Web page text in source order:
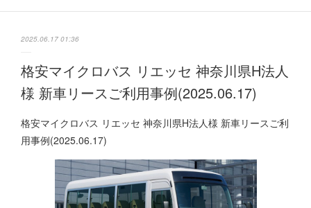
2025.06.17 01:36
格安マイクロバス リエッセ 神奈川県H法人
様 新車リースご利用事例(2025.06.17)
格安マイクロバス リエッセ 神奈川県H法人様 新車リースご利
用事例(2025.06.17)